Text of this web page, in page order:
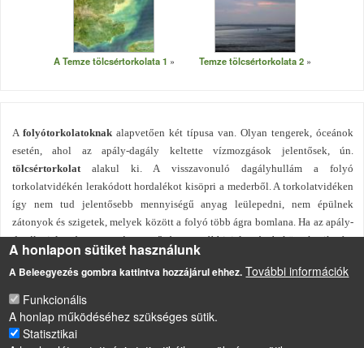
A Temze tölcsértorkolata 1 Temze tölcsértorkolata 2
A folyótorkolatoknak alapvetően két típusa van. Olyan tengerek, óceánok
esetén, ahol az apály-dagály keltette vízmozgások jelentősek, ún.
tölcsértorkolatalakul ki. A visszavonuló dagályhullám a folyó
torkolatvidékén lerakódott hordalékot kisöpri a mederből. A torkolatvidéken
így nem tud jelentősebb mennyiségű anyag leülepedni, nem épülnek
zátonyok és szigetek, melyek között a folyó több ágra bomlana. Ha az apály-
dagály jelenség nem számottevő és az utóbbi jelenség bekövetkezik, ún.
deltatorkolatalakul ki. Az ilyen típusú torkolat elsősorban a beltengerekbe
ömlő folyókra jellemző.
LÁBLÉC
A honlapon sütiket használunk
A Beleegyezés gombra kattintva hozzájárul ehhez. További információk
Funkcionális
A honlap működéséhez szükséges sütik.
Statisztikai